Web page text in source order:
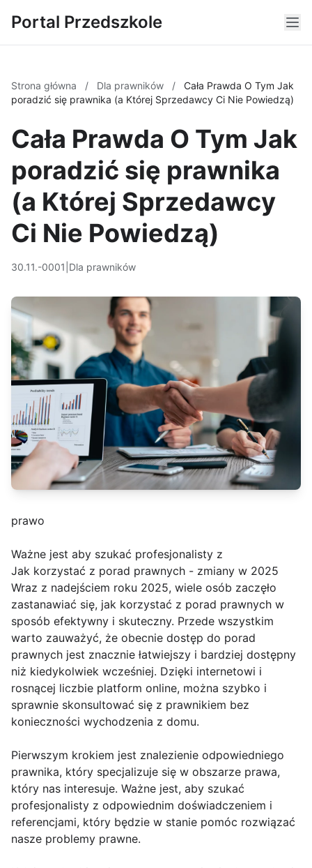
Portal Przedszkole
Strona główna / Dla prawników /
Cała Prawda O Tym Jak
poradzić się prawnika (a Której Sprzedawcy Ci Nie Powiedzą)
Cała Prawda O Tym Jak
poradzić się prawnika
(a Której Sprzedawcy
Ci Nie Powiedzą)
30.11.-0001 Dla prawników
prawo
Ważne jest aby szukać profesjonalisty z
Jak korzystać z porad prawnych - zmiany w 2025
Wraz z nadejściem roku 2025, wiele osób zaczęło
zastanawiać się, jak korzystać z porad prawnych w
sposób efektywny i skuteczny. Przede wszystkim
warto zauważyć, że obecnie dostęp do porad
prawnych jest znacznie łatwiejszy i bardziej dostępny
niż kiedykolwiek wcześniej. Dzięki internetowi i
rosnącej liczbie platform online, można szybko i
sprawnie skonsultować się z prawnikiem bez
konieczności wychodzenia z domu.
Pierwszym krokiem jest znalezienie odpowiedniego
prawnika, który specjalizuje się w obszarze prawa,
który nas interesuje. Ważne jest, aby szukać
profesjonalisty z odpowiednim doświadczeniem i
referencjami, który będzie w stanie pomóc rozwiązać
nasze problemy prawne.